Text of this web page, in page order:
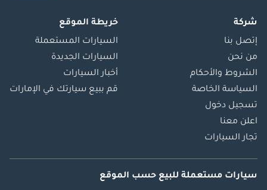
شركة
إتصل بنا
من نحن
الشروط والأحكام
السياسة الخاصة
تسجيل دخول
اعلن معنا
تجار السيارات
خريطة الموقع
السيارات المستعملة
السيارات الجديدة
أخبار السيارات
قم ببيع سيارتك في الإمارات
سيارات مستعملة للبيع حسب الموقع